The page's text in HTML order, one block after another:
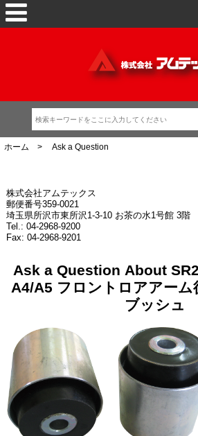
ホーム > Ask a Question
株式会社アムテックス
郵便番号359-0021
埼玉県所沢市東所沢1-3-10 お茶の水1号館 3階
Tel.: 04-2968-9200
Fax: 04-2968-9201
Ask a Question About
A4/A5 フロントロアアーム
ブッシュ